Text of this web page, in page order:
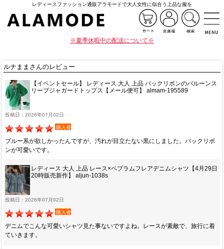
レディースファッション通販アラモードで大人女性に似合う上品な服を
※夏季休暇中の配送について※
ルナままさんのレビュー
【イベントセール】 レディース 大人 上品 バックリボンのバルーンス
リーブジャガードトップス【メール便可】 almam-195589
投稿日：2026年07月02日
購入者
ブルー系が欲しかったんですが、汚れが目立たない黒にしました。バックリボ
ンが可愛いです。
レディース 大人 上品 レース×ペプラムフレアデニムシャツ【4月29日
20時販売新作】 aljun-1038s
投稿日：2026年07月02日
購入者
デニムでこんな可愛いシャツ見た事ないですよね。レースが素敵で、旅行に着
ていきます。